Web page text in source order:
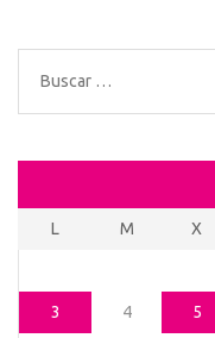
Buscar:
L M X
3 4 5